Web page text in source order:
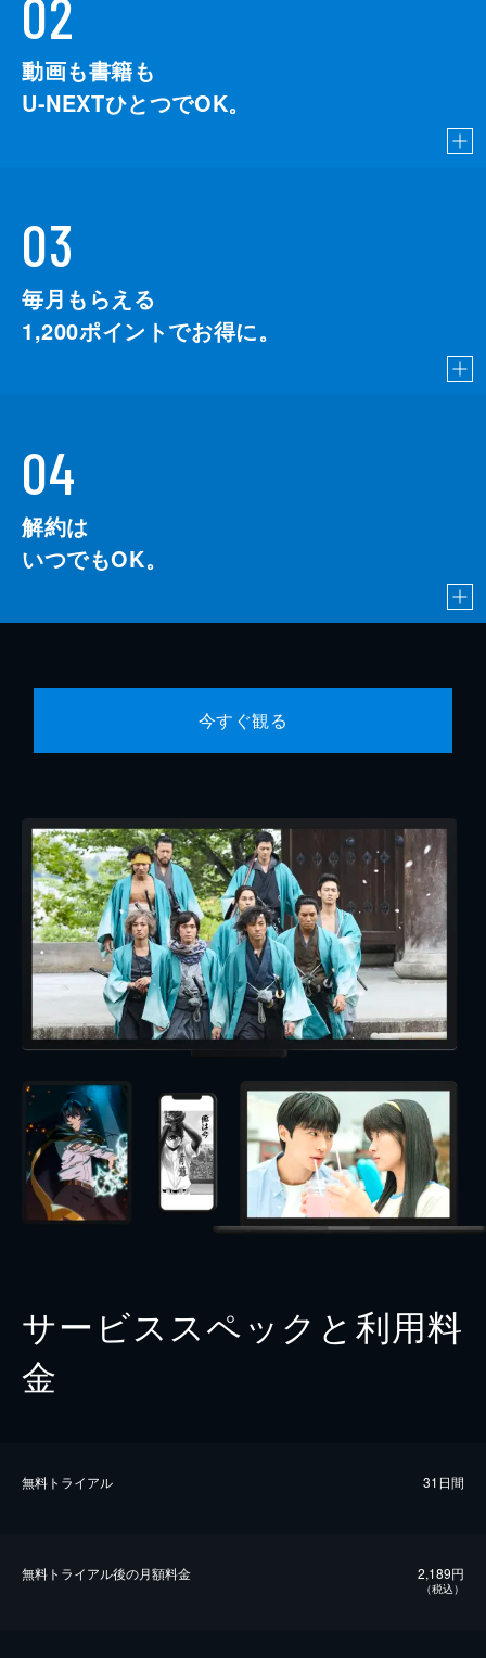
02
動画も書籍も
U-NEXTひとつでOK。
03
毎月もらえる
1,200ポイントでお得に。
04
解約は
いつでもOK。
今すぐ観る
サービススペックと利用料
金
無料トライアル 31日間
無料トライアル後の⽉額料金 2,189円
（税込）